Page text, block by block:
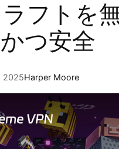
フトを
つ安全
2025Harper Moore